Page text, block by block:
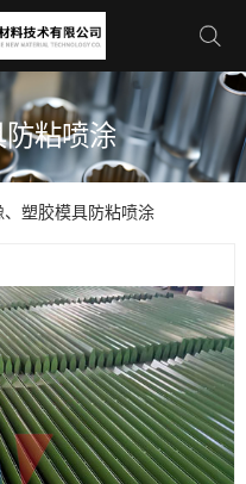
粘喷涂
、塑胶模具防粘喷涂